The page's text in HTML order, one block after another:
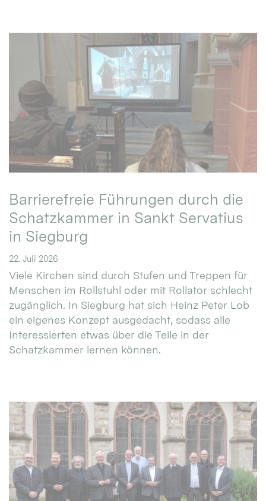
Barrierefreie Führungen durch die
Schatzkammer in Sankt Servatius
in Siegburg
22. Juli 2026
Viele Kirchen sind durch Stufen und Treppen für
Menschen im Rollstuhl oder mit Rollator schlecht
zugänglich. In Siegburg hat sich Heinz Peter Lob
ein eigenes Konzept ausgedacht, sodass alle
Interessierten etwas über die Teile in der
Schatzkammer lernen können.